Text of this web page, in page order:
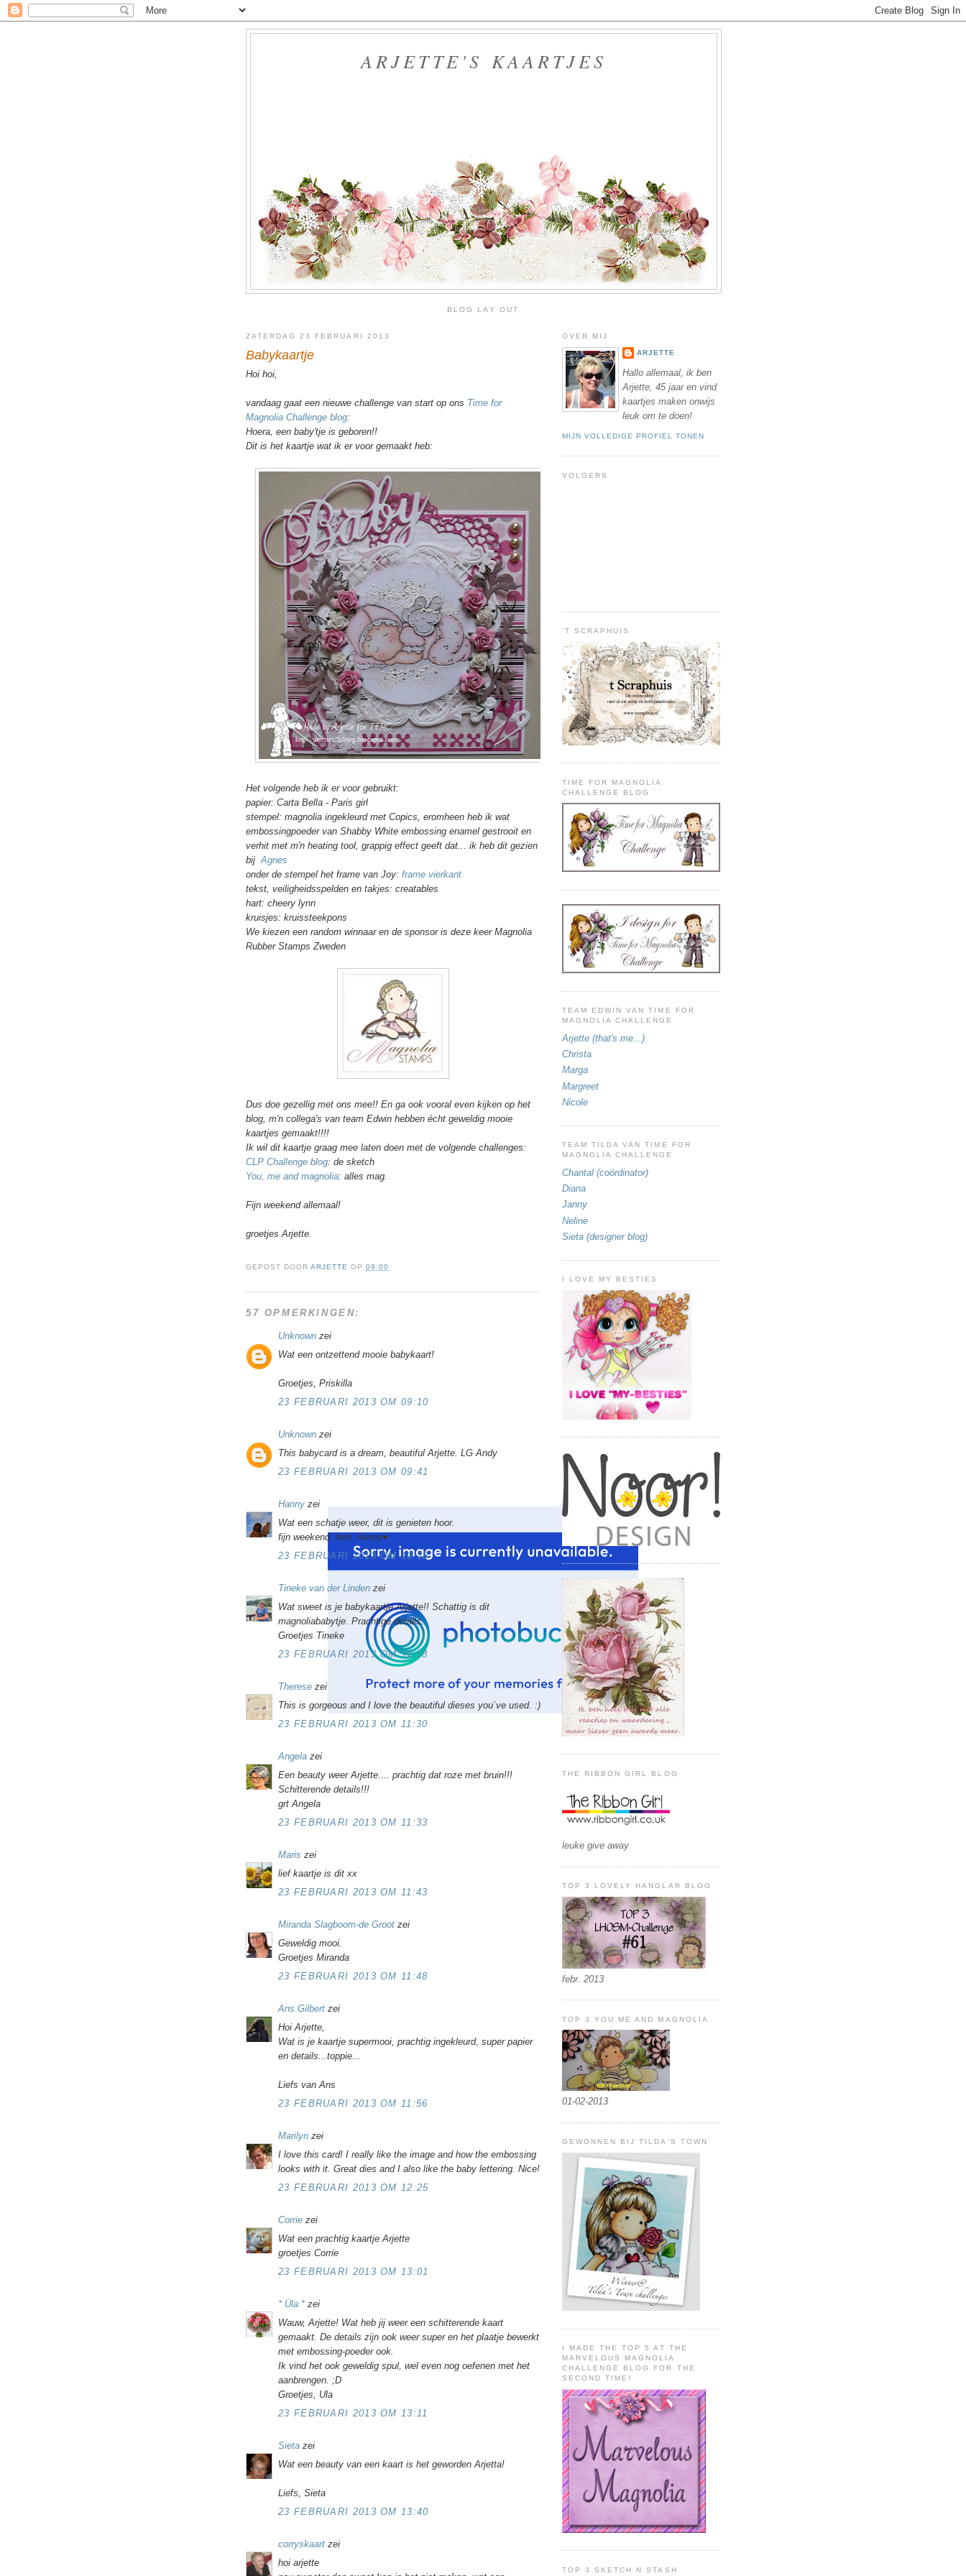
ARJETTE'S KAARTJES
BLOG LAY OUT
ZATERDAG 23 FEBRUARI 2013
Babykaartje
Hoi hoi,
vandaag gaat een nieuwe challenge van start op ons Time for
Magnolia Challenge blog:
Hoera, een baby'tje is geboren!!
Dit is het kaartje wat ik er voor gemaakt heb:
Het volgende heb ik er voor gebruikt:
papier: Carta Bella - Paris girl
stempel: magnolia ingekleurd met Copics, eromheen heb ik wat
embossingpoeder van Shabby White embossing enamel gestrooit en
verhit met m'n heating tool, grappig effect geeft dat... ik heb dit gezien
bij Agnes
onder de stempel het frame van Joy: frame vierkant
tekst, veiligheidsspelden en takjes: creatables
hart: cheery lynn
kruisjes: kruissteekpons
We kiezen een random winnaar en de sponsor is deze keer Magnolia
Rubber Stamps Zweden
Dus doe gezellig met ons mee!! En ga ook vooral even kijken op het
blog, m'n collega's van team Edwin hebben écht geweldig mooie
kaartjes gemaakt!!!!
Ik wil dit kaartje graag mee laten doen met de volgende challenges:
CLP Challenge blog: de sketch
You, me and magnolia: alles mag.
Fijn weekend allemaal!
groetjes Arjette.
GEPOST DOORARJETTE OP09:00
57 OPMERKINGEN:
Unknown zei
Wat een ontzettend mooie babykaart!
Groetjes, Priskilla
23 FEBRUARI 2013 OM 09:10
Unknown zei
This babycard is a dream, beautiful Arjette. LG Andy
23 FEBRUARI 2013 OM 09:41
Hanny zei
Wat een schatje weer, dit is genieten hoor.
fijn weekend, liefs Hanny♥
23 FEBRUARI 2013 OM 10:38
Tineke van der Linden zei
Wat sweet is je babykaartje Arjette!! Schattig is dit
magnoliababytje. Prachtige details.
Groetjes Tineke
23 FEBRUARI 2013 OM 11:18
Therese zei
This is gorgeous and I love the beautiful dieses you`ve used. :)
23 FEBRUARI 2013 OM 11:30
Angela zei
Een beauty weer Arjette.... prachtig dat roze met bruin!!!
Schitterende details!!!
grt Angela
23 FEBRUARI 2013 OM 11:33
Maris zei
lief kaartje is dit xx
23 FEBRUARI 2013 OM 11:43
Miranda Slagboom-de Groot zei
Geweldig mooi.
Groetjes Miranda
23 FEBRUARI 2013 OM 11:48
Ans Gilbert zei
Hoi Arjette,
Wat is je kaartje supermooi, prachtig ingekleurd, super papier
en details...toppie...
Liefs van Ans
23 FEBRUARI 2013 OM 11:56
Marilyn zei
I love this card! I really like the image and how the embossing
looks with it. Great dies and I also like the baby lettering. Nice!
23 FEBRUARI 2013 OM 12:25
Corrie zei
Wat een prachtig kaartje Arjette
groetjes Corrie
23 FEBRUARI 2013 OM 13:01
* Üla *zei
Wauw, Arjette! Wat heb jij weer een schitterende kaart
gemaakt. De details zijn ook weer super en het plaatje bewerkt
met embossing-poeder ook.
Ik vind het ook geweldig spul, wel even nog oefenen met het
aanbrengen. ;D
Groetjes, Ula
23 FEBRUARI 2013 OM 13:11
Sieta zei
Wat een beauty van een kaart is het geworden Arjetta!
Liefs, Sieta
23 FEBRUARI 2013 OM 13:40
corryskaart zei
hoi arjette
OVER MIJ
ARJETTE
Hallo allemaal, ik ben
Arjette, 45 jaar en vind
kaartjes maken onwijs
leuk om te doen!
MIJN VOLLEDIGE PROFIEL TONEN
VOLGERS
'T SCRAPHUIS
TIME FOR MAGNOLIA
CHALLENGE BLOG
TEAM EDWIN VAN TIME FOR
MAGNOLIA CHALLENGE
Arjette (that's me...)
Christa
Marga
Margreet
Nicole
TEAM TILDA VAN TIME FOR
MAGNOLIA CHALLENGE
Chantal (coördinator)
Diana
Janny
Neline
Sieta (designer blog)
I LOVE MY BESTIES
THE RIBBON GIRL BLOG
leuke give away
TOP 3 LOVELY HANGLAR BLOG
febr. 2013
TOP 3 YOU ME AND MAGNOLIA
01-02-2013
GEWONNEN BIJ TILDA'S TOWN
I MADE THE TOP 5 AT THE
MARVELOUS MAGNOLIA
CHALLENGE BLOG FOR THE
SECOND TIME!
TOP 3 SKETCH N STASH